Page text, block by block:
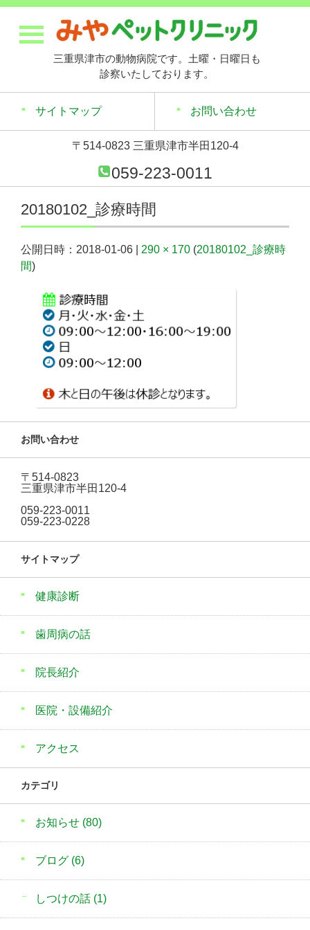
三重県津市の動物病院です。土曜・日曜日も
診察いたしております。
サイトマップ お問い合わせ
〒514-0823 三重県津市半田120-4
059-223-0011
20180102_診療時間
公開日時： 2018-01-06 290 × 170 (20180102_診療時
間)
お問い合わせ
〒514-0823
三重県津市半田120-4
059-223-0011
059-223-0228
サイトマップ
健康診断
歯周病の話
院長紹介
医院・設備紹介
アクセス
カテゴリ
お知らせ (80)
ブログ (6)
しつけの話 (1)